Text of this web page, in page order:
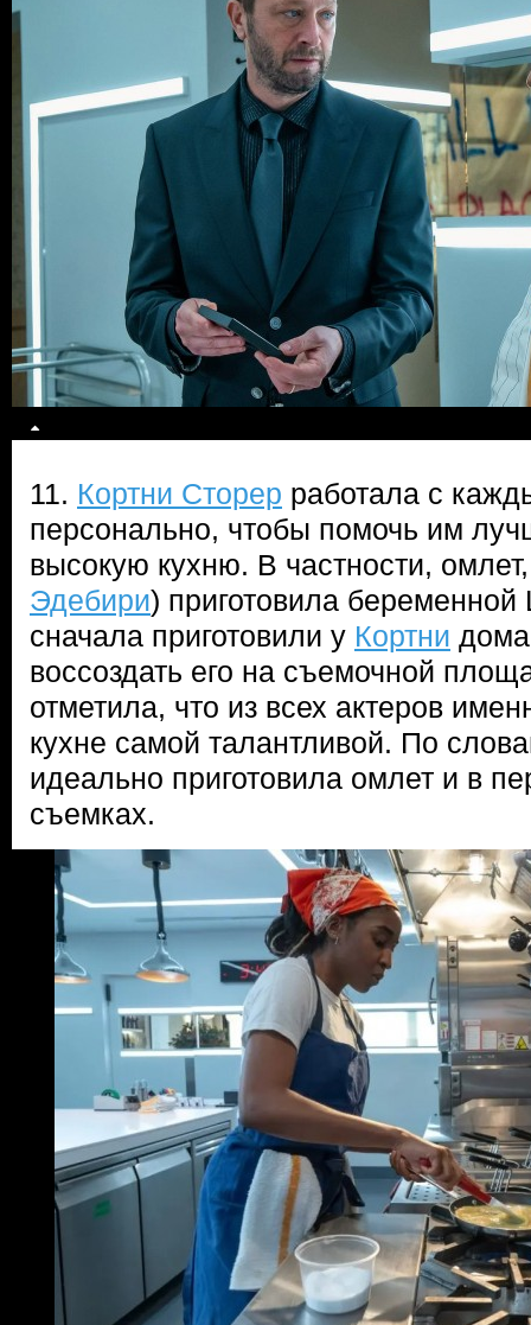
11. Кортни Сторер работала с
персонально, чтобы помочь им
высокую кухню. В частности,
Эдебири) приготовила
сначала приготовили у Кортни
воссоздать его на съемочной
отметила, что из всех актеров
кухне самой талантливой. По
идеально приготовила омлет и в
съемках.